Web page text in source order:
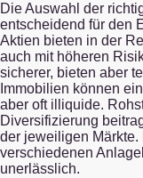
Die Auswahl der
entscheidend für den
Aktien bieten in der
auch mit höheren
sicherer, bieten aber
Immobilien können
aber oft illiquide.
Diversifizierung
der jeweiligen
verschiedenen
unerlässlich.